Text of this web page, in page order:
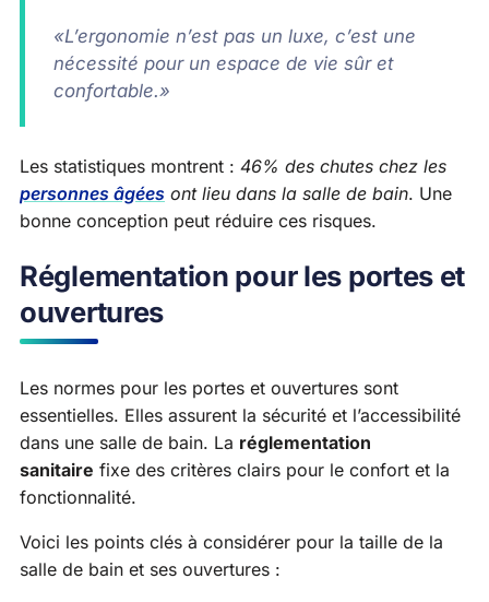
«L’ergonomie n’est pas un luxe, c’est une
nécessité pour un espace de vie sûr et
confortable.»
Les statistiques montrent : 46% des chutes chez les
personnes âgées ont lieu dans la salle de bain. Une
bonne conception peut réduire ces risques.
Réglementation pour les portes et
ouvertures
Les normes pour les portes et ouvertures sont
essentielles. Elles assurent la sécurité et l’accessibilité
dans une salle de bain. La réglementation
sanitaire fixe des critères clairs pour le confort et la
fonctionnalité.
Voici les points clés à considérer pour la taille de la
salle de bain et ses ouvertures :